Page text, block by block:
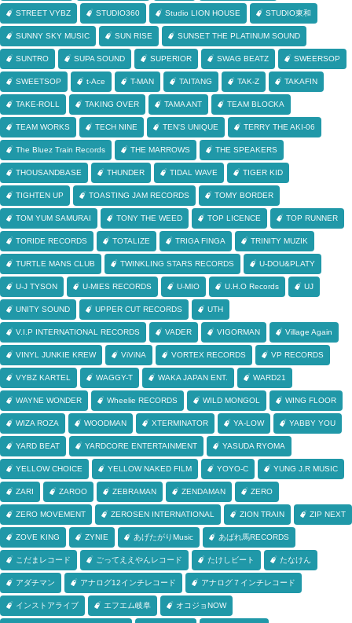
STREET VYBZ STUDIO360 Studio LION HOUSE STUDIO東和
SUNNY SKY MUSIC SUN RISE SUNSET THE PLATINUM SOUND
SUNTRO SUPA SOUND SUPERIOR SWAG BEATZ SWEERSOP
SWEETSOP t-Ace T-MAN TAITANG TAK-Z TAKAFIN
TAKE-ROLL TAKING OVER TAMA ANT TEAM BLOCKA
TEAM WORKS TECH NINE TEN'S UNIQUE TERRY THE AKI-06
The Bluez Train Records THE MARROWS THE SPEAKERS
THOUSANDBASE THUNDER TIDAL WAVE TIGER KID
TIGHTEN UP TOASTING JAM RECORDS TOMY BORDER
TOM YUM SAMURAI TONY THE WEED TOP LICENCE TOP RUNNER
TORIDE RECORDS TOTALIZE TRIGA FINGA TRINITY MUZIK
TURTLE MANS CLUB TWINKLING STARS RECORDS U-DOU&PLATY
U-J TYSON U-MIES RECORDS U-MIO U.H.O Records UJ
UNITY SOUND UPPER CUT RECORDS UTH
V.I.P INTERNATIONAL RECORDS VADER VIGORMAN Village Again
VINYL JUNKIE KREW ViViNA VORTEX RECORDS VP RECORDS
VYBZ KARTEL WAGGY-T WAKA JAPAN ENT. WARD21
WAYNE WONDER Wheelie RECORDS WILD MONGOL WING FLOOR
WIZA ROZA WOODMAN XTERMINATOR YA-LOW YABBY YOU
YARD BEAT YARDCORE ENTERTAINMENT YASUDA RYOMA
YELLOW CHOICE YELLOW NAKED FILM YOYO-C YUNG J.R MUSIC
ZARI ZAROO ZEBRAMAN ZENDAMAN ZERO
ZERO MOVEMENT ZEROSEN INTERNATIONAL ZION TRAIN ZIP NEXT
ZOVE KING ZYNIE あげたがりMusic あばれ馬RECORDS
こだまレコード ごってええやんレコード たけしビート たなけん
アダチマン アナログ12インチレコード アナログ７インチレコード
インストアライブ エフエム岐阜 オコジョNOW